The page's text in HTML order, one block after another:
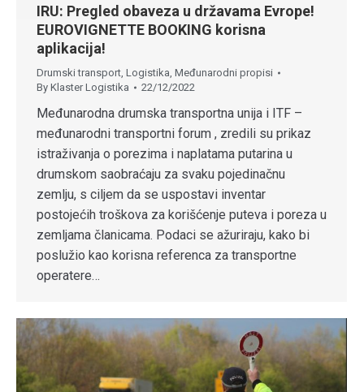
IRU: Pregled obaveza u državama Evrope!
EUROVIGNETTE BOOKING korisna
aplikacija!
Drumski transport Logistika Međunarodni propisi
By Klaster Logistika 22/12/2022
Međunarodna drumska transportna unija i ITF –
međunarodni transportni forum , zredili su prikaz
istraživanja o porezima i naplatama putarina u
drumskom saobraćaju za svaku pojedinačnu
zemlju, s ciljem da se uspostavi inventar
postojećih troškova za korišćenje puteva i poreza u
zemljama članicama. Podaci se ažuriraju, kako bi
poslužio kao korisna referenca za transportne
operatere…